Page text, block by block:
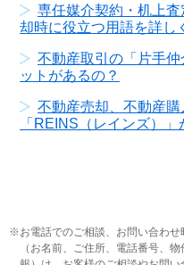
専任媒介契約・机上
却時に役立つ用語を詳し
不動産取引の「片手
ットがあるの？
不動産売却、不動産購
「REINS（レインズ）
お電話でのご相談、お問い合わ
（お名前、ご住所、電話番号、